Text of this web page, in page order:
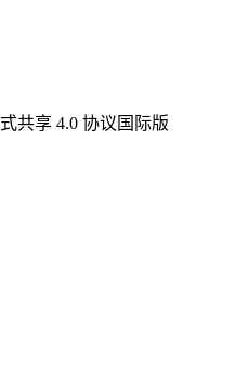
共享 4.0 协议国际版